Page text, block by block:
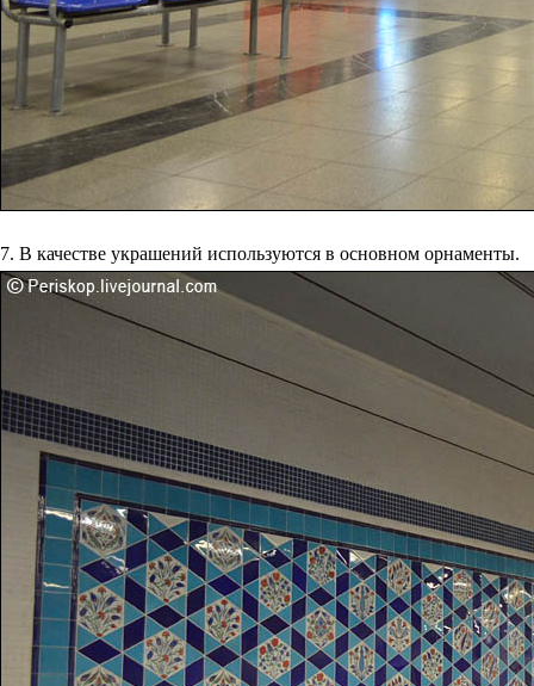
7. В качестве украшений используются в основном орнаменты.